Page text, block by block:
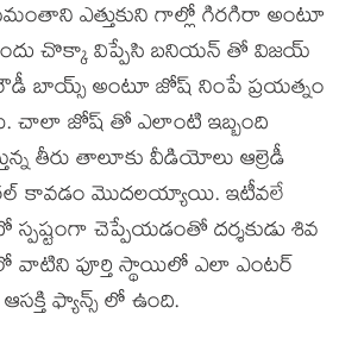
ఎత్తుకుని గాల్లో గిరగిరా అంటూ
చొక్కా విప్పేసి బనియన్ తో విజయ్
బాయ్స్ అంటూ జోష్ నింపే ప్రయత్నం
జోష్ తో ఎలాంటి ఇబ్బంది
తీరు తాలూకు వీడియోలు ఆల్రెడీ
కావడం మొదలయ్యాయి. ఇటీవలే
స్పష్టంగా చెప్పేయడంతో దర్శకుడు శివ
వాటిని పూర్తి స్థాయిలో ఎలా ఎంటర్
ఫ్యాన్స్ లో ఉంది.